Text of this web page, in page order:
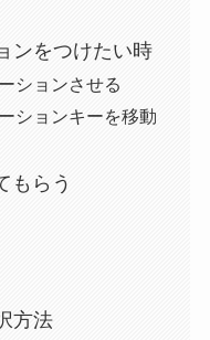
ンをつけたい時
ションさせる
ションキーを移動
もらう
方法